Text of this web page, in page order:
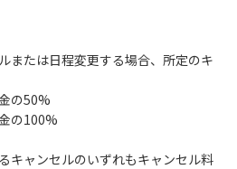
意ください。
については、灰・残り火入れに投
は、マナーに十分気をつけてくだ
なりますと、退場していただきま
すのでご利用ください。ただし、
または日程変更する場合、所定のキ
の50%
の100%
キャンセルのいずれもキャンセル料